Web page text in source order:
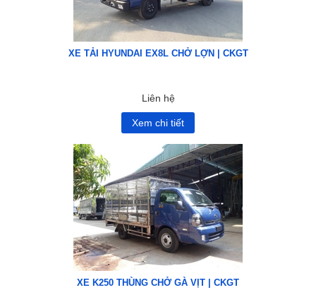
XE TẢI HYUNDAI EX8L CHỞ LỢN | CKGT
Liên hệ
Xem chi tiết
XE K250 THÙNG CHỞ GÀ VỊT | CKGT